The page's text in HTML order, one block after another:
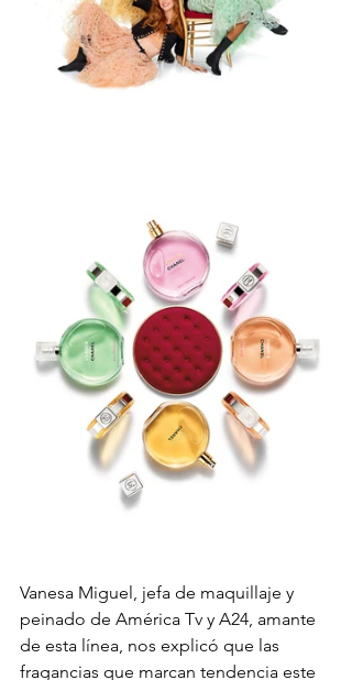
Vanesa Miguel, jefa de maquillaje y
peinado de América Tv y A24, amante
de esta línea, nos explicó que las
fragancias que marcan tendencia este